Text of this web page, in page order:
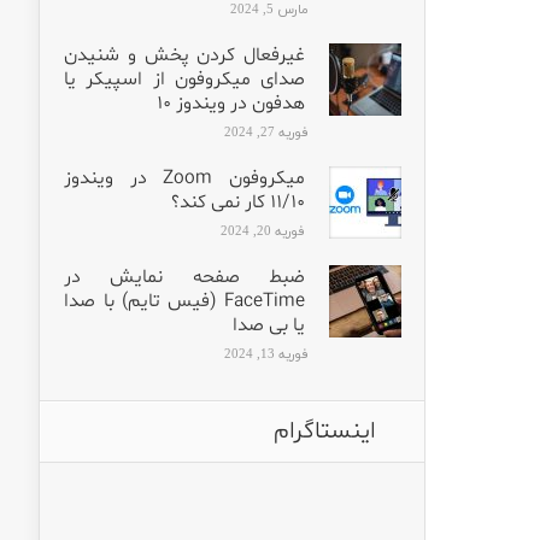
مارس 5, 2024
غیرفعال کردن پخش و شنیدن
صدای میکروفون از اسپیکر یا
هدفون در ویندوز ۱۰
فوریه 27, 2024
میکروفون Zoom در ویندوز
۱۱/۱۰ کار نمی کند؟
فوریه 20, 2024
ضبط صفحه نمایش در
FaceTime (فیس تایم) با صدا
یا بی صدا
فوریه 13, 2024
اینستاگرام